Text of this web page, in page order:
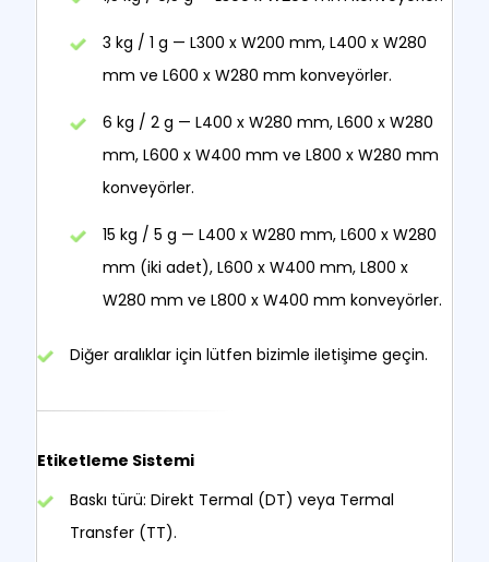
3 kg / 1 g — L300 x W200 mm, L400 x W280
mm ve L600 x W280 mm konveyörler.
6 kg / 2 g — L400 x W280 mm, L600 x W280
mm, L600 x W400 mm ve L800 x W280 mm
konveyörler.
15 kg / 5 g — L400 x W280 mm, L600 x W280
mm (iki adet), L600 x W400 mm, L800 x
W280 mm ve L800 x W400 mm konveyörler.
Diğer aralıklar için lütfen bizimle iletişime geçin.
Etiketleme Sistemi
Baskı türü: Direkt Termal (DT) veya Termal
Transfer (TT).